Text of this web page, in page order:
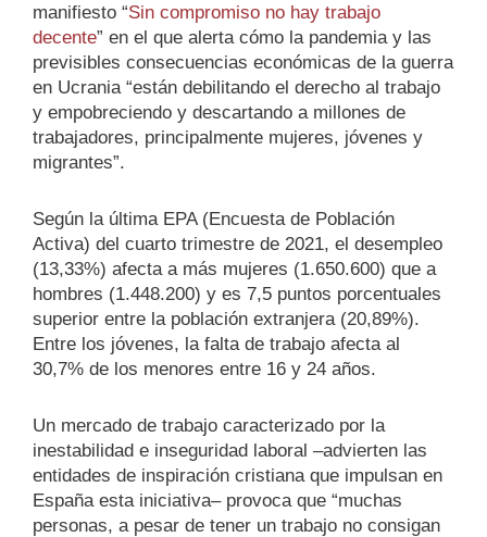
manifiesto “Sin compromiso no hay trabajo
decente” en el que alerta cómo la pandemia y las
previsibles consecuencias económicas de la guerra
en Ucrania “están debilitando el derecho al trabajo
y empobreciendo y descartando a millones de
trabajadores, principalmente mujeres, jóvenes y
migrantes”.
Según la última EPA (Encuesta de Población
Activa) del cuarto trimestre de 2021, el desempleo
(13,33%) afecta a más mujeres (1.650.600) que a
hombres (1.448.200) y es 7,5 puntos porcentuales
superior entre la población extranjera (20,89%).
Entre los jóvenes, la falta de trabajo afecta al
30,7% de los menores entre 16 y 24 años.
Un mercado de trabajo caracterizado por la
inestabilidad e inseguridad laboral –advierten las
entidades de inspiración cristiana que impulsan en
España esta iniciativa– provoca que “muchas
personas, a pesar de tener un trabajo no consigan